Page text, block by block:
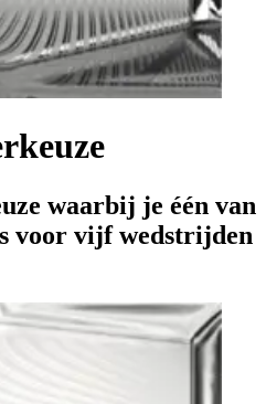
waarbij je één van
voor vijf wedstrijden